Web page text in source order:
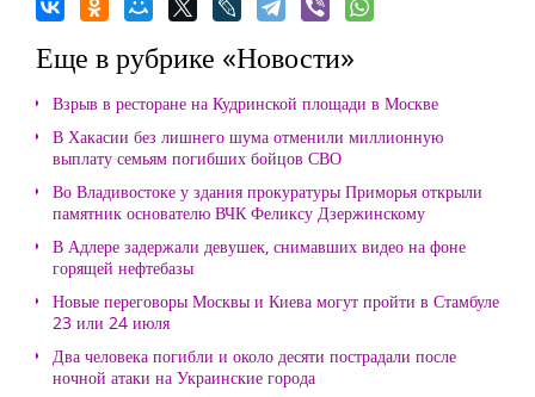
Еще в рубрике «Новости»
Взрыв в ресторане на Кудринской площади в Москве
В Хакасии без лишнего шума отменили миллионную
выплату семьям погибших бойцов СВО
Во Владивостоке у здания прокуратуры Приморья открыли
памятник основателю ВЧК Феликсу Дзержинскому
В Адлере задержали девушек, снимавших видео на фоне
горящей нефтебазы
Новые переговоры Москвы и Киева могут пройти в Стамбуле
23 или 24 июля
Два человека погибли и около десяти пострадали после
ночной атаки на Украинские города